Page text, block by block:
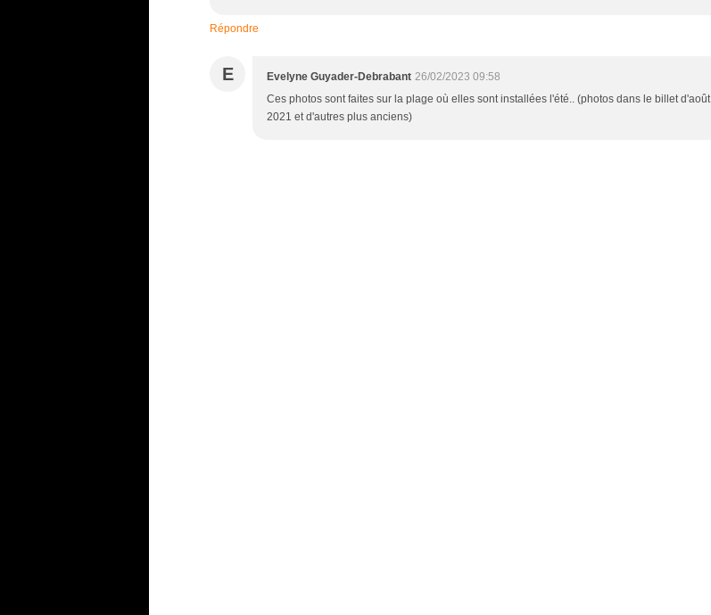
Répondre
E Evelyne Guyader-Debrabant 26/02/2023 09:58
Ces photos sont faites sur la plage où elles sont installées l'été.. (photos dans le billet d'août
2021 et d'autres plus anciens)